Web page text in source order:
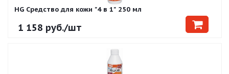
HG Средство для кожи "4 в 1" 250 мл
1 158 руб./шт